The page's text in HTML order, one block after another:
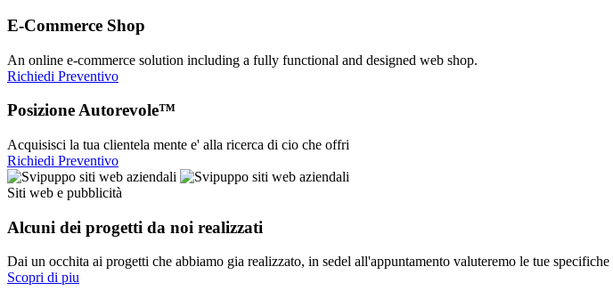
E-Commerce Shop
An online e-commerce solution including a fully functional and designed web shop.
Richiedi Preventivo
Posizione Autorevole™
Acquisisci la tua clientela mente e' alla ricerca di cio che offri
Richiedi Preventivo
Siti web e pubblicità
Alcuni dei progetti da noi realizzati
Dai un occhita ai progetti che abbiamo gia realizzato, in sedel all'appuntamento valuteremo le tue specifiche
Scopri di piu